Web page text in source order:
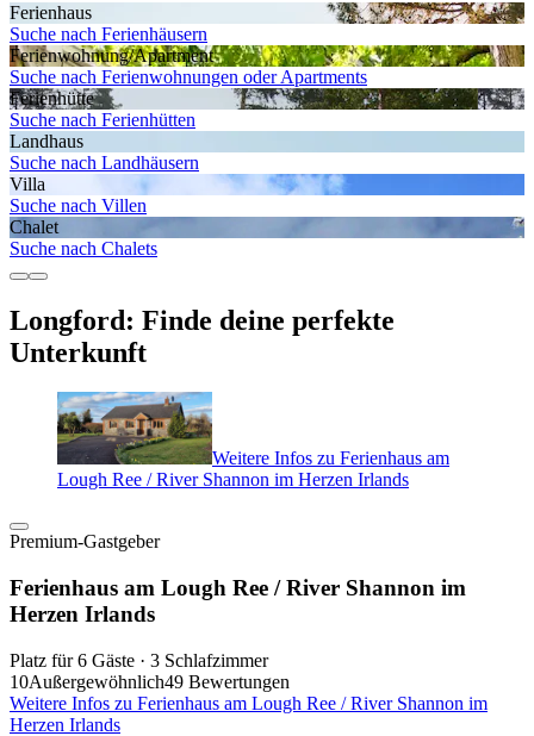
Ferienhaus
Suche nach Ferienhäusern
Ferienwohnung/Apartment
Suche nach Ferienwohnungen oder Apartments
Ferienhütte
Suche nach Ferienhütten
Landhaus
Suche nach Landhäusern
Villa
Suche nach Villen
Chalet
Suche nach Chalets
Longford: Finde deine perfekte
Unterkunft
Weitere Infos zu Ferienhaus am
Lough Ree / River Shannon im Herzen Irlands
Premium-Gastgeber
Ferienhaus am Lough Ree / River Shannon im
Herzen Irlands
Platz für 6 Gäste · 3 Schlafzimmer
10Außergewöhnlich49 Bewertungen
Weitere Infos zu Ferienhaus am Lough Ree / River Shannon im
Herzen Irlands